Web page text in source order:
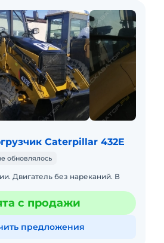
Caterpillar 432E
обновлялось
Двигатель без нареканий. В
с продажи
предложения